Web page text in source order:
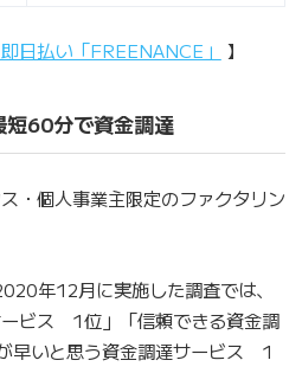
日払い「FREENANCE」 】
60分で資金調達
・個人事業主限定のファクタリン
年12月に実施した調査では、
ービス 1位」「信頼できる資金調
早いと思う資金調達サービス 1